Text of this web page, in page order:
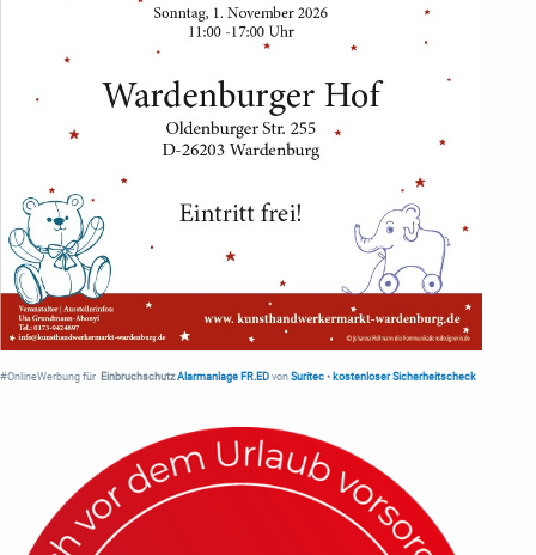
#OnlineWerbung für Einbruchschutz Alarmanlage FR.ED von Suritec • kostenloser Sicherheitscheck